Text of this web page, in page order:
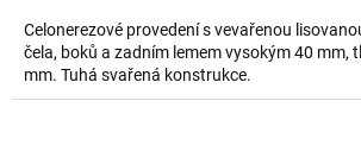
Celonerezové provedení s vevařenou
čela, boků a zadním lemem vysokým 40 mm,
mm. Tuhá svařená konstrukce.